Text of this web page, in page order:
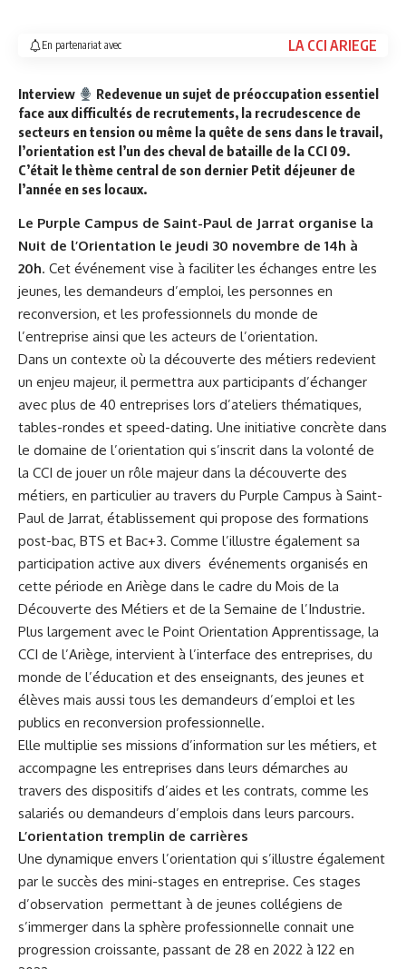
En partenariat avec LA CCI ARIEGE
Interview
Redevenue un sujet de préoccupation essentiel
face aux difficultés de recrutements, la recrudescence de
secteurs en tension ou même la quête de sens dans le travail,
l’orientation est l’un des cheval de bataille de la CCI 09.
C’était le thème central de son dernier Petit déjeuner de
l’année en ses locaux.
Le Purple Campus de Saint-Paul de Jarrat organise la
Nuit de l’Orientation le jeudi 30 novembre de 14h à
20h. Cet événement vise à faciliter les échanges entre les
jeunes, les demandeurs d’emploi, les personnes en
reconversion, et les professionnels du monde de
l’entreprise ainsi que les acteurs de l’orientation.
Dans un contexte où la découverte des métiers redevient
un enjeu majeur, il permettra aux participants d’échanger
avec plus de 40 entreprises lors d’ateliers thématiques,
tables-rondes et speed-dating. Une initiative concrète dans
le domaine de l’orientation qui s’inscrit dans la volonté de
la CCI de jouer un rôle majeur dans la découverte des
métiers, en particulier au travers du Purple Campus à Saint-
Paul de Jarrat, établissement qui propose des formations
post-bac, BTS et Bac+3. Comme l’illustre également sa
participation active aux divers événements organisés en
cette période en Ariège dans le cadre du Mois de la
Découverte des Métiers et de la Semaine de l’Industrie.
Plus largement avec le Point Orientation Apprentissage, la
CCI de l’Ariège, intervient à l’interface des entreprises, du
monde de l’éducation et des enseignants, des jeunes et
élèves mais aussi tous les demandeurs d’emploi et les
publics en reconversion professionnelle.
Elle multiplie ses missions d’information sur les métiers, et
accompagne les entreprises dans leurs démarches au
travers des dispositifs d’aides et les contrats, comme les
salariés ou demandeurs d’emplois dans leurs parcours.
L’orientation tremplin de carrières
Une dynamique envers l’orientation qui s’illustre également
par le succès des mini-stages en entreprise. Ces stages
d’observation permettant à de jeunes collégiens de
s’immerger dans la sphère professionnelle connait une
progression croissante, passant de 28 en 2022 à 122 en